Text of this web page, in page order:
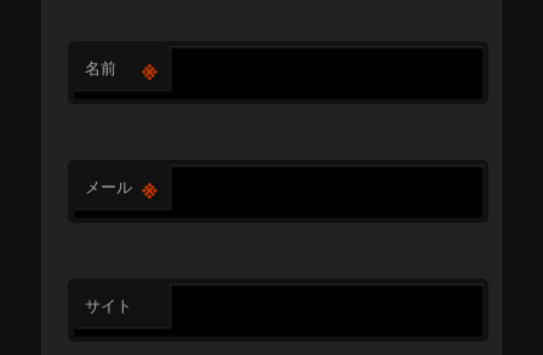
名前 ※
メール ※
サイト